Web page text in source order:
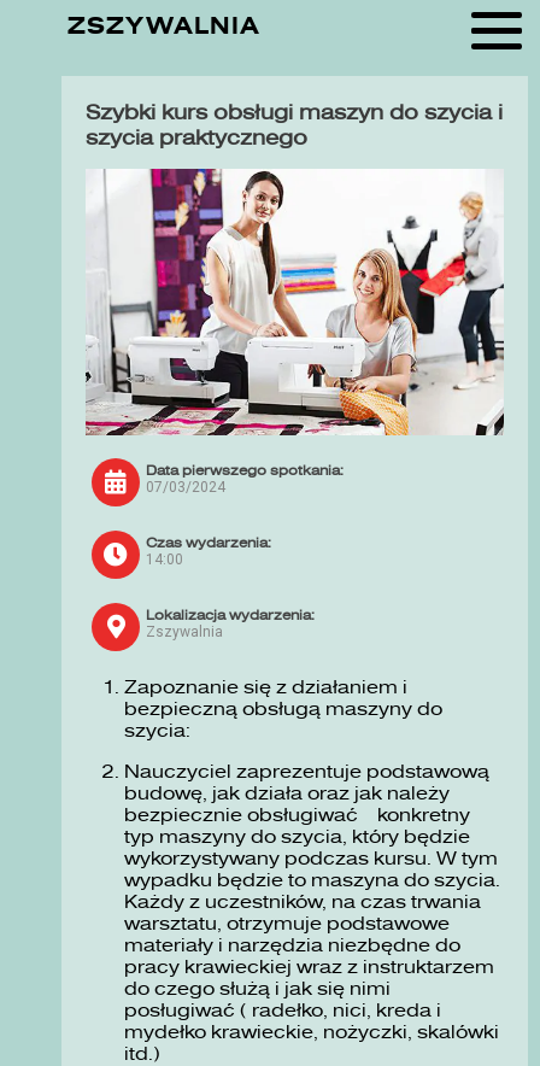
ZSZYWALNIA
Szybki kurs obsługi maszyn do szycia i
szycia praktycznego
Data pierwszego spotkania:
07/03/2024
Czas wydarzenia:
14:00
Lokalizacja wydarzenia:
Zszywalnia
Zapoznanie się z działaniem i
bezpieczną obsługą maszyny do
szycia:
Nauczyciel zaprezentuje podstawową
budowę, jak działa oraz jak należy
bezpiecznie obsługiwać konkretny
typ maszyny do szycia, który będzie
wykorzystywany podczas kursu. W tym
wypadku będzie to maszyna do szycia.
Każdy z uczestników, na czas trwania
warsztatu, otrzymuje podstawowe
materiały i narzędzia niezbędne do
pracy krawieckiej wraz z instruktarzem
do czego służą i jak się nimi
posługiwać ( radełko, nici, kreda i
mydełko krawieckie, nożyczki, skalówki
itd.)